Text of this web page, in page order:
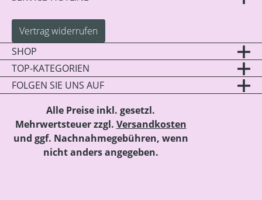
Vertrag widerrufen
SHOP
TOP-KATEGORIEN
FOLGEN SIE UNS AUF
Alle Preise inkl. gesetzl.
Mehrwertsteuer zzgl. Versandkosten
und ggf. Nachnahmegebühren, wenn
nicht anders angegeben.